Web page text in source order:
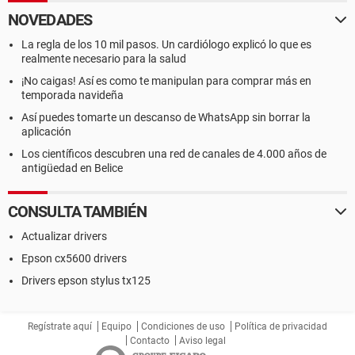
Nombre de la empresa Intel Corporation
Información del producto
https://www.intel.com/content/www/us/en/products/netwo
rk-io/ethernet.html
Descargar el controlador
https://www.intel.com/content/www/us/en/support.html
Actualización del controlador http://driveragent.com?ref=59
Red PCI / PnP
--------------------------------------------------------------------------------
Intel ICH6 PRO/100 VE Network Connection PCI
--------------------------------------------------------------------------------
NOVEDADES
La regla de los 10 mil pasos. Un cardiólogo explicó lo que es
realmente necesario para la salud
¡No caigas! Así es como te manipulan para comprar más en
temporada navideña
Así puedes tomarte un descanso de WhatsApp sin borrar la
aplicación
Los científicos descubren una red de canales de 4.000 años de
antigüedad en Belice
CONSULTA TAMBIÉN
Actualizar drivers
Epson cx5600 drivers
Drivers epson stylus tx125
Regístrate aquí Equipo Condiciones de uso
Política de privacidad
Contacto
Aviso legal